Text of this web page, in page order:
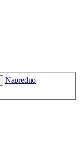
Napredno